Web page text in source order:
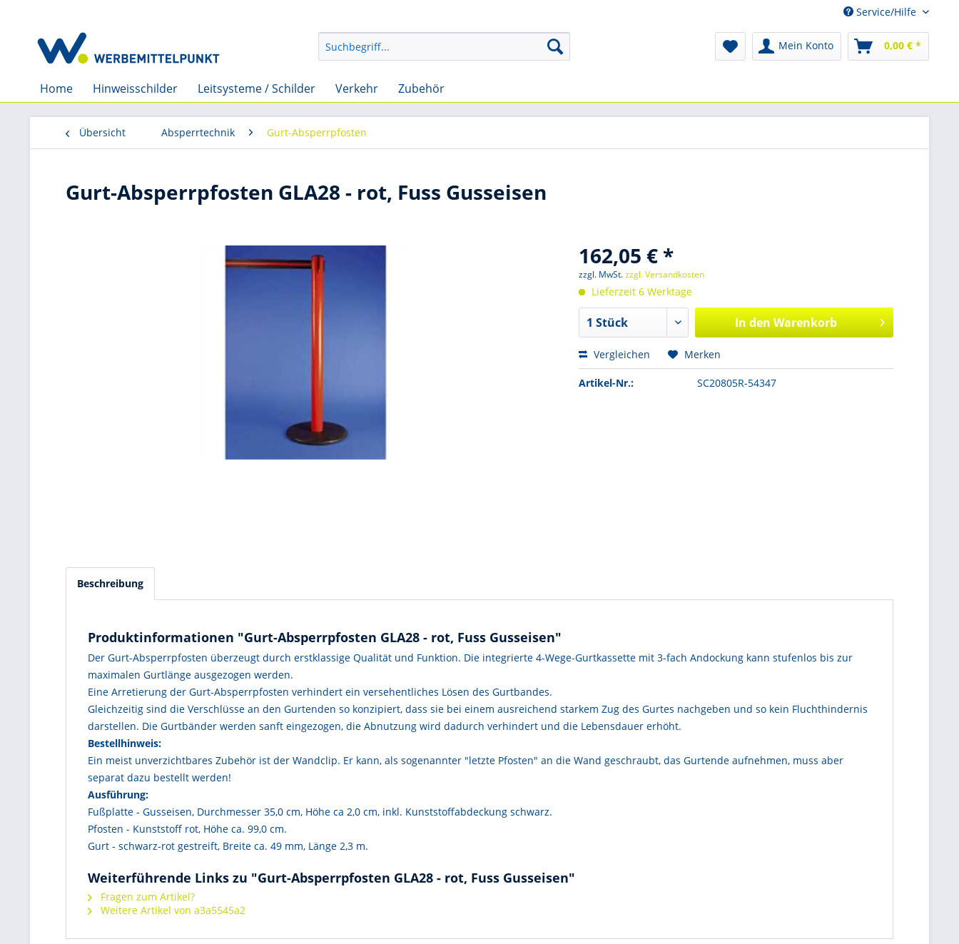
Service/Hilfe
Mein Konto 0,00 € *
Home Hinweisschilder Leitsysteme / Schilder Verkehr Zubehör
Übersicht Absperrtechnik Gurt-Absperrpfosten
Gurt-Absperrpfosten GLA28 - rot, Fuss Gusseisen
162,05 € *
zzgl. MwSt.zzgl. Versandkosten
Lieferzeit 6 Werktage
In den Warenkorb
Vergleichen Merken
Artikel-Nr.: SC20805R-54347
Beschreibung
Produktinformationen "Gurt-Absperrpfosten GLA28 - rot, Fuss Gusseisen"
Der Gurt-Absperrpfosten überzeugt durch erstklassige Qualität und Funktion. Die integrierte 4-Wege-Gurtkassette mit 3-fach Andockung kann stufenlos bis zur
maximalen Gurtlänge ausgezogen werden.
Eine Arretierung der Gurt-Absperrpfosten verhindert ein versehentliches Lösen des Gurtbandes.
Gleichzeitig sind die Verschlüsse an den Gurtenden so konzipiert, dass sie bei einem ausreichend starkem Zug des Gurtes nachgeben und so kein Fluchthindernis
darstellen. Die Gurtbänder werden sanft eingezogen, die Abnutzung wird dadurch verhindert und die Lebensdauer erhöht.
Bestellhinweis:
Ein meist unverzichtbares Zubehör ist der Wandclip. Er kann, als sogenannter "letzte Pfosten" an die Wand geschraubt, das Gurtende aufnehmen, muss aber
separat dazu bestellt werden!
Ausführung:
Fußplatte - Gusseisen, Durchmesser 35,0 cm, Höhe ca 2,0 cm, inkl. Kunststoffabdeckung schwarz.
Pfosten - Kunststoff rot, Höhe ca. 99,0 cm.
Gurt - schwarz-rot gestreift, Breite ca. 49 mm, Länge 2,3 m.
Weiterführende Links zu "Gurt-Absperrpfosten GLA28 - rot, Fuss Gusseisen"
Fragen zum Artikel?
Weitere Artikel von a3a5545a2